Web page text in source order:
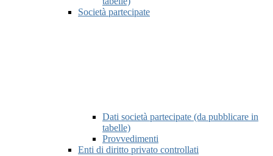
Società partecipate
Dati società partecipate (da pubblicare in
tabelle)
Provvedimenti
Enti di diritto privato controllati